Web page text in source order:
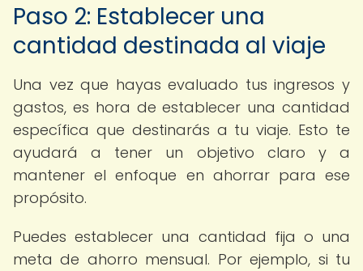
Paso 2: Establecer una
cantidad destinada al viaje
Una vez que hayas evaluado tus ingresos y
gastos, es hora de establecer una cantidad
específica que destinarás a tu viaje. Esto te
ayudará a tener un objetivo claro y a
mantener el enfoque en ahorrar para ese
propósito.
Puedes establecer una cantidad fija o una
meta de ahorro mensual. Por ejemplo, si tu